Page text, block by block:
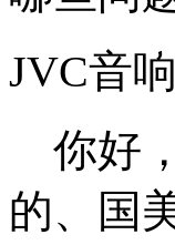
JVC音
你好
的、国